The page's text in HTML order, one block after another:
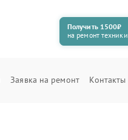
Получить 1500₽
на ремонт техники
Заявка на ремонт Контакты